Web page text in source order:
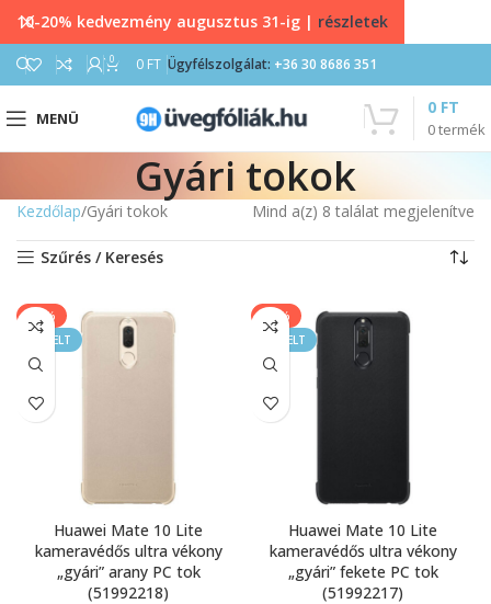
0 0 FT Ügyfélszolgálat: +36 30 8686 351
MENÜ
0termék
0 FT
Gyári tokok
Kezdőlap Gyári tokok Mind a(z) 8 találat megjelenítve
Szűrés / Keresés
-14%
KIEMELT
Huawei Mate 10 Lite
kameravédős ultra vékony
„gyári” arany PC tok
(51992218)
-14%
KIEMELT
Huawei Mate 10 Lite
kameravédős ultra vékony
„gyári” fekete PC tok
(51992217)
10-20% kedvezmény augusztus 31-ig | részletek